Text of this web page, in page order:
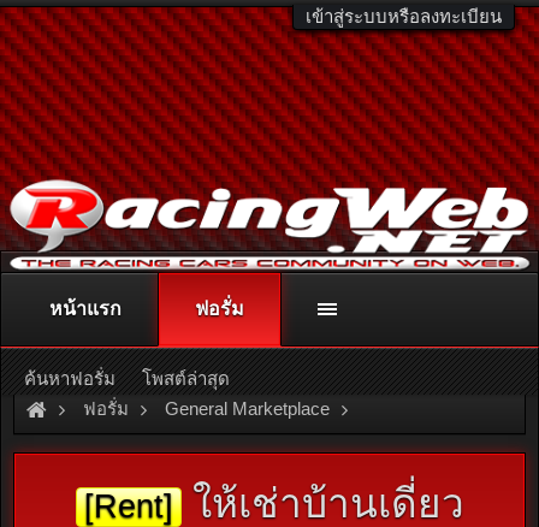
เข้าสู่ระบบหรือลงทะเบียน
ติดต่อลงโฆษณา racingweb@gmail.comหรือโทร. 081-811-1138
หรืออ่านรายละเอียดเพิ่มเติม คลิกที่นี่
ฟอรั่ม General Marketplace
สินค้าทั่วไป ไม่มีหมวดหมู่
[Rent] ให้เช่าบ้านเดี่ยว
หน้าแรก ฟอรั่ม
ค้นหาฟอรั่ม โพสต์ล่าสุด